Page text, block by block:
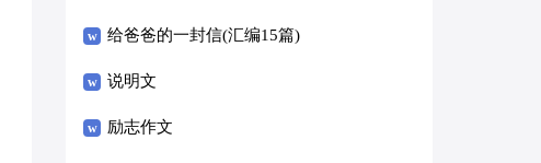
给爸爸的一封信(汇编15篇)
说明文
励志作文